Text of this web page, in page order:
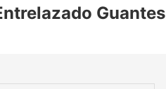
Guantes